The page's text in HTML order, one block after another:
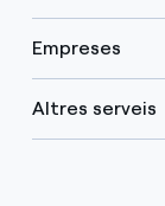
Empreses
Altres serveis